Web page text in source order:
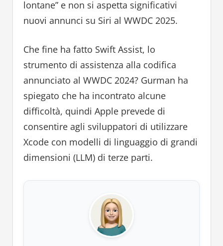
lontane” e non si aspetta significativi
nuovi annunci su Siri al WWDC 2025.
Che fine ha fatto Swift Assist, lo
strumento di assistenza alla codifica
annunciato al WWDC 2024? Gurman ha
spiegato che ha incontrato alcune
difficoltà, quindi Apple prevede di
consentire agli sviluppatori di utilizzare
Xcode con modelli di linguaggio di grandi
dimensioni (LLM) di terze parti.